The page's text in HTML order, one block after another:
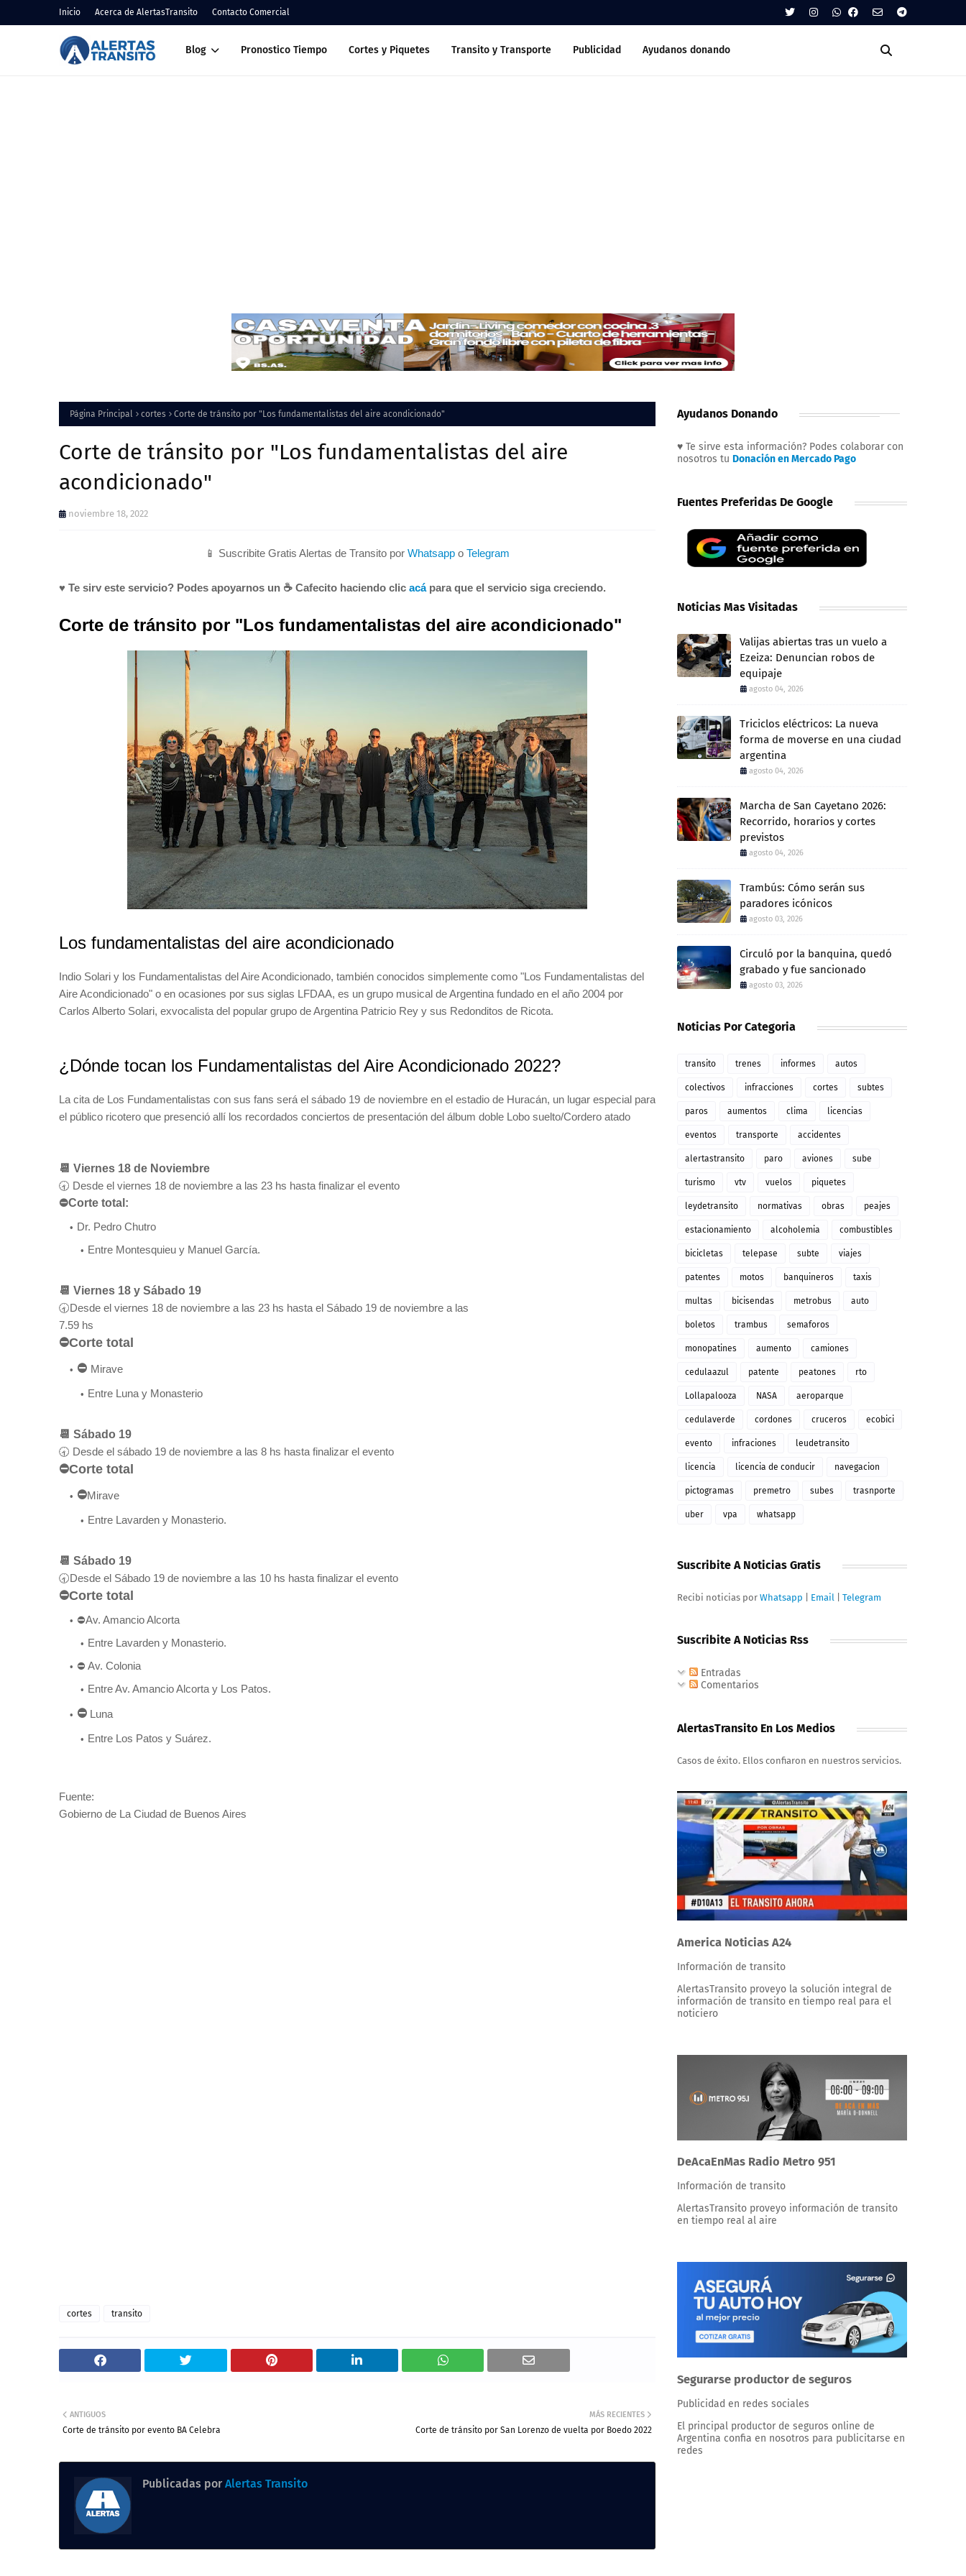
Inicio Acerca de AlertasTransito Contacto Comercial
Blog Pronostico Tiempo Cortes y Piquetes Transito y Transporte Publicidad Ayudanos donando
Página Principal cortes Corte de tránsito por "Los fundamentalistas del aire acondicionado"
Corte de tránsito por "Los fundamentalistas del aire
acondicionado"
noviembre 18, 2022
📱 Suscribite Gratis Alertas de Transito por Whatsapp o Telegram
♥ Te sirv este servicio? Podes apoyarnos un ☕ Cafecito haciendo clic acápara que el servicio siga creciendo.
Corte de tránsito por "Los fundamentalistas del aire acondicionado"
Los fundamentalistas del aire acondicionado
Indio Solari y los Fundamentalistas del Aire Acondicionado, también conocidos simplemente como "Los Fundamentalistas del
Aire Acondicionado" o en ocasiones por sus siglas LFDAA, es un grupo musical de Argentina fundado en el año 2004 por
Carlos Alberto Solari, exvocalista del popular grupo de Argentina Patricio Rey y sus Redonditos de Ricota.
¿Dónde tocan los Fundamentalistas del Aire Acondicionado 2022?
La cita de Los Fundamentalistas con sus fans será el sábado 19 de noviembre en el estadio de Huracán, un lugar especial para
el público ricotero que presenció allí los recordados conciertos de presentación del álbum doble Lobo suelto/Cordero atado
📆 Viernes 18 de Noviembre
🕣 Desde el viernes 18 de noviembre a las 23 hs hasta finalizar el evento
⛔Corte total:
Dr. Pedro Chutro
Entre Montesquieu y Manuel García.
📆 Viernes 18 y Sábado 19
🕣Desde el viernes 18 de noviembre a las 23 hs hasta el Sábado 19 de noviembre a las
7.59 hs
⛔Corte total
⛔ Mirave
Entre Luna y Monasterio
📆 Sábado 19
🕣 Desde el sábado 19 de noviembre a las 8 hs hasta finalizar el evento
⛔Corte total
⛔Mirave
Entre Lavarden y Monasterio.
📆 Sábado 19
🕣Desde el Sábado 19 de noviembre a las 10 hs hasta finalizar el evento
⛔Corte total
⛔Av. Amancio Alcorta
Entre Lavarden y Monasterio.
⛔ Av. Colonia
Entre Av. Amancio Alcorta y Los Patos.
⛔ Luna
Entre Los Patos y Suárez.
Fuente:
Gobierno de La Ciudad de Buenos Aires
cortes transito
MÁS RECIENTES
Corte de tránsito por San Lorenzo de vuelta por Boedo 2022
ANTIGUOS
Corte de tránsito por evento BA Celebra
Publicadas por Alertas Transito
Ayudanos Donando
♥ Te sirve esta información? Podes colaborar con
nosotros tu Donación en Mercado Pago
Fuentes Preferidas De Google
Noticias Mas Visitadas
Valijas abiertas tras un vuelo a
Ezeiza: Denuncian robos de
equipaje
agosto 04, 2026
Triciclos eléctricos: La nueva
forma de moverse en una ciudad
argentina
agosto 04, 2026
Marcha de San Cayetano 2026:
Recorrido, horarios y cortes
previstos
agosto 04, 2026
Trambús: Cómo serán sus
paradores icónicos
agosto 03, 2026
Circuló por la banquina, quedó
grabado y fue sancionado
agosto 03, 2026
Noticias Por Categoria
transito trenes informes autos
colectivos infracciones cortes subtes
paros aumentos clima licencias
eventos transporte accidentes
alertastransito paro aviones sube
turismo vtv vuelos piquetes
leydetransito normativas obras peajes
estacionamiento alcoholemia combustibles
bicicletas telepase subte viajes
patentes motos banquineros taxis
multas bicisendas metrobus auto
boletos trambus semaforos
monopatines aumento camiones
cedulaazul patente peatones rto
Lollapalooza NASA aeroparque
cedulaverde cordones cruceros ecobici
evento infraciones leudetransito
licencia licencia de conducir navegacion
pictogramas premetro subes trasnporte
uber vpa whatsapp
Suscribite A Noticias Gratis
Recibi noticias por Whatsapp Email Telegram
Suscribite A Noticias Rss
Entradas
Comentarios
AlertasTransito En Los Medios
Casos de éxito. Ellos confiaron en nuestros servicios.
America Noticias A24
Información de transito
AlertasTransito proveyo la solución integral de
información de transito en tiempo real para el
noticiero
DeAcaEnMas Radio Metro 951
Información de transito
AlertasTransito proveyo información de transito
en tiempo real al aire
Segurarse productor de seguros
Publicidad en redes sociales
El principal productor de seguros online de
Argentina confia en nosotros para publicitarse en
redes